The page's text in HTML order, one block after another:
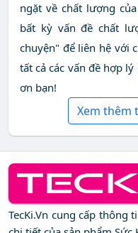
ngặt về chất lượng
bất kỳ vấn đề chất
chuyện" để liên hệ với
tất cả các vấn đề hợp
ơn bạn!
Xem thêm
TecKi.Vn cung cấp thông